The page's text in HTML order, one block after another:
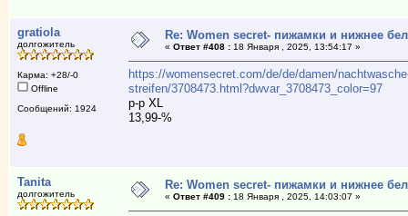
gratiola
долгожитель
Карма: +28/-0
Offline
Сообщений: 1924
Re: Women secret- пижамки и нижнее
« Ответ #408 :18 Января , 2025, 13:54:17 »
https://womensecret.com/de/de/damen/
streifen/3708473.html?dwvar_3708473_color=97
р-р XL
13,99-%
Tanita
долгожитель
Re: Women secret- пижамки и нижнее
« Ответ #409 :18 Января , 2025, 14:03:07 »